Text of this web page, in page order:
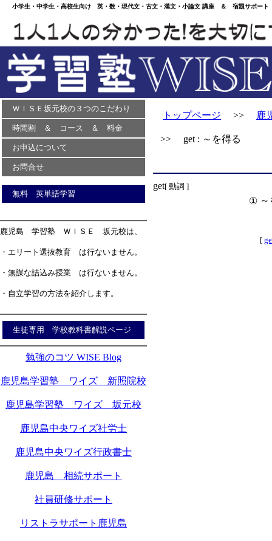
小学生・中学生・高校生向け 英・数・現代文・古文・漢文・小論文 講座 ＆ 宿題サポー
ＷＩＳＥ坂元校の３つのこだわり
時間割 ＆ コース ＆ 料金
お申込について
お問合せ
無料 英単語学習
鹿児島 学習塾 ＷＩＳＥ 坂元校は、
・エリート選抜教育 は行ないません。
・無謀な詰込み授業 は行ないません。
・自立学習の方法を紹介します。
生徒専用 学校教科書解説ページ
勉強のコツ WISE Blog
鹿児島学習塾 ワイズ 新照院校
鹿児島学習塾 ワイズ 坂元校
鹿児島中央ワイズ社労士
鹿児島中央ワイズ行政書士
鹿児島 相続サポート
社員研修サポート
リストラサポート鹿児島
トップページ >> 鹿
>> get : ～を得る
get[ 動詞 ]
①
[